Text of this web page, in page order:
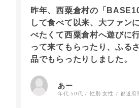
昨年、西粟倉村の「
して食べて以来、大ファン
べたくて西粟倉村へ遊びに
って来てもらったり、ふる
品でもらったりしました。
あー
年代:50代 性別:女性 都道府